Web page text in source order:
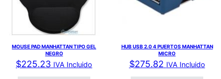
MOUSE PAD MANHATTAN TIPO GEL
NEGRO
$225.23 IVA Incluido
HUB USB 2.0 4 PUERTOS MANHATTAN
MICRO
$275.82 IVA Incluido